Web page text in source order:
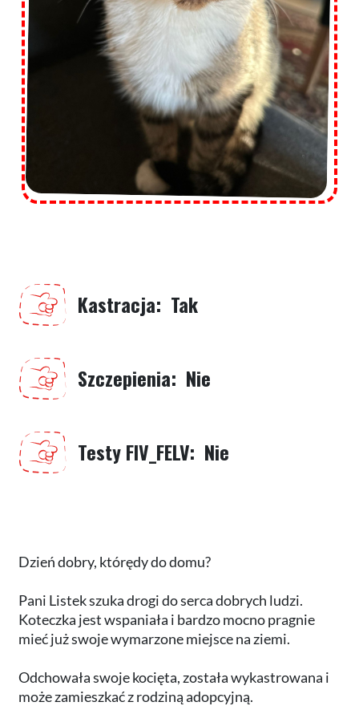
Kastracja Tak
Szczepienia Nie
Testy FIV_FELV Nie
Dzień dobry, którędy do domu?
Pani Listek szuka drogi do serca dobrych ludzi.
Koteczka jest wspaniała i bardzo mocno pragnie
mieć już swoje wymarzone miejsce na ziemi.
Odchowała swoje kocięta, została wykastrowana i
może zamieszkać z rodziną adopcyjną.